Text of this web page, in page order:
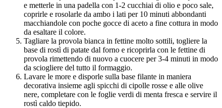
e metterle in una padella con 1-2 cucchiai di olio e poco sale,
coprirle e rosolarle da ambo i lati per 10 minuti abbondanti
macchiandole con poche gocce di aceto a fine cottura in modo
da esaltare il colore.
Tagliare la provola bianca in fettine molto sottili, togliere la
base di rostì di patate dal forno e ricoprirla con le fettine di
provola rimettendo di nuovo a cuocere per 3-4 minuti in modo
da sciogliere del tutto il formaggio.
Lavare le more e disporle sulla base filante in maniera
decorativa insieme agli spicchi di cipolle rosse e alle olive
nere, completare con le foglie verdi di menta fresca e servire il
rostì caldo tiepido.